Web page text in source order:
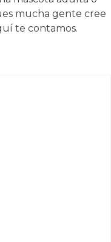
mucha gente cree
te contamos.